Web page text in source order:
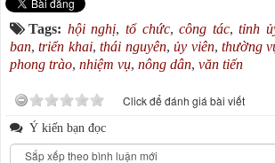
Tags: hội nghị, tổ chức,công tác,tỉnh
ban,triển khai,thái nguyên,ủy viên, thường
phong trào, nhiệm vụ, nông dân, văn tiến
Click để đánh giá bài viết
Ý kiến bạn đọc